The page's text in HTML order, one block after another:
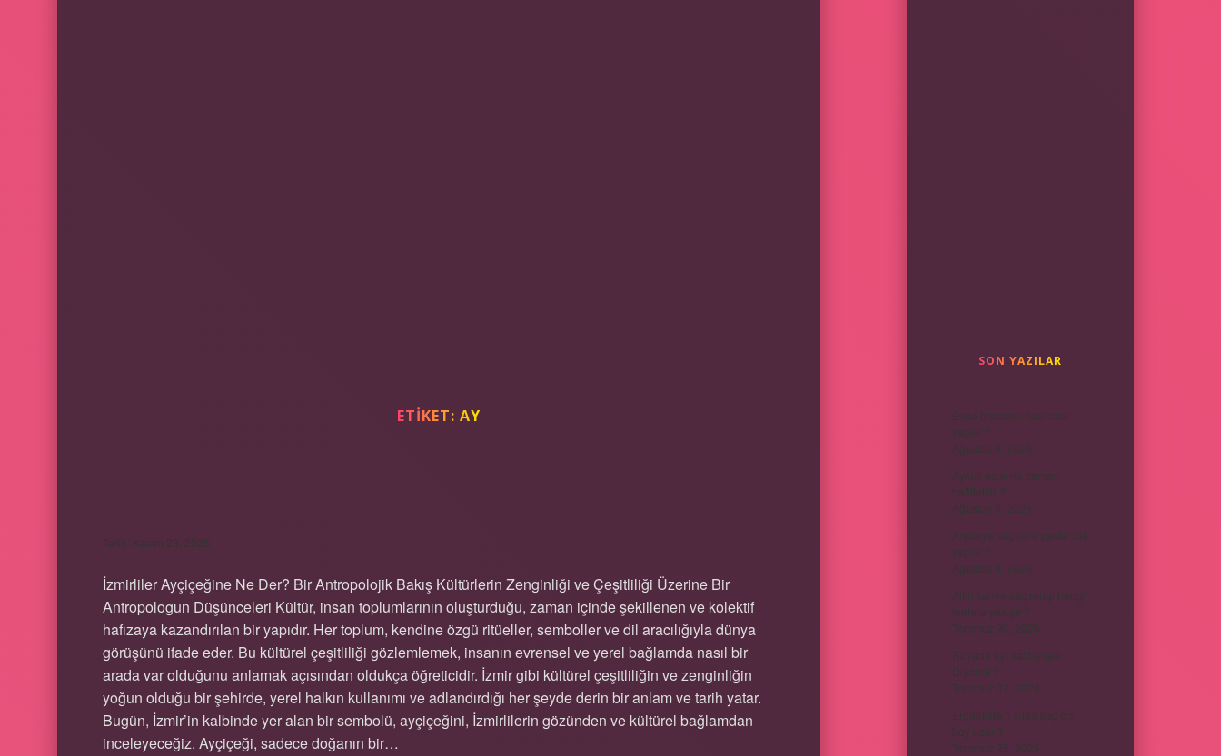
ETIKET: AY
Tarih: Kasım 23, 2025
İzmirliler Ayçiçeğine Ne Der? Bir Antropolojik Bakış Kültürlerin Zenginliği ve Çeşitliliği Üzerine Bir
Antropologun Düşünceleri Kültür, insan toplumlarının oluşturduğu, zaman içinde şekillenen ve kolektif
hafızaya kazandırılan bir yapıdır. Her toplum, kendine özgü ritüeller, semboller ve dil aracılığıyla dünya
görüşünü ifade eder. Bu kültürel çeşitliliği gözlemlemek, insanın evrensel ve yerel bağlamda nasıl bir
arada var olduğunu anlamak açısından oldukça öğreticidir. İzmir gibi kültürel çeşitliliğin ve zenginliğin
yoğun olduğu bir şehirde, yerel halkın kullanımı ve adlandırdığı her şeyde derin bir anlam ve tarih yatar.
Bugün, İzmir’in kalbinde yer alan bir sembolü, ayçiçeğini, İzmirlilerin gözünden ve kültürel bağlamdan
inceleyeceğiz. Ayçiçeği, sadece doğanın bir…
SON YAZILAR
Evde besamel sos nasıl
yapılır ?
Ağustos 6, 2026
Ayrılık acısı ne zaman
hafifletilir ?
Ağustos 5, 2026
Arabaya kaç kere pasta cila
yapılır ?
Ağustos 4, 2026
Altın kahve saç rengi hangi
tenlere yakışır ?
Temmuz 30, 2026
Rüyada ayı saldırması
Diyanet ?
Temmuz 27, 2026
Ergenlikte 1 yılda kaç cm
boy uzar ?
Temmuz 25, 2026